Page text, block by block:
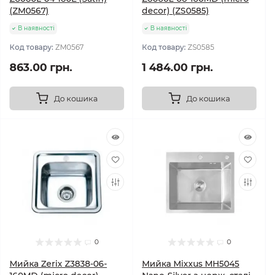
(ZM0567)
В наявності
Код товару: ZM0567
863.00 грн.
До кошика
decor) (ZS0585)
В наявності
Код товару: ZS0585
1 484.00 грн.
До кошика
0
Мийка Zerix Z3838-06-
0
Мийка Mixxus MH5045